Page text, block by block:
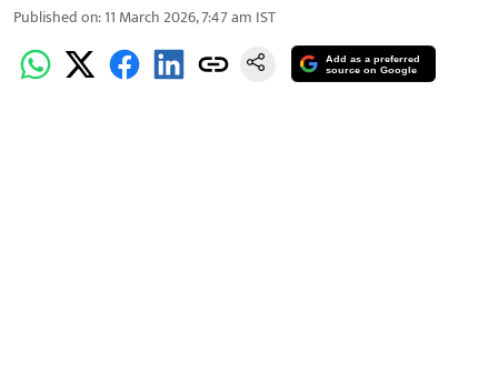
Published on:11 March 2026, 7:47 am IST
Add as a preferred
source on Google